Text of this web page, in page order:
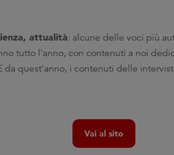
attualità: alcune delle voci più
tutto l'anno, con contenuti a noi
da quest'anno, i contenuti delle
Vai al sito